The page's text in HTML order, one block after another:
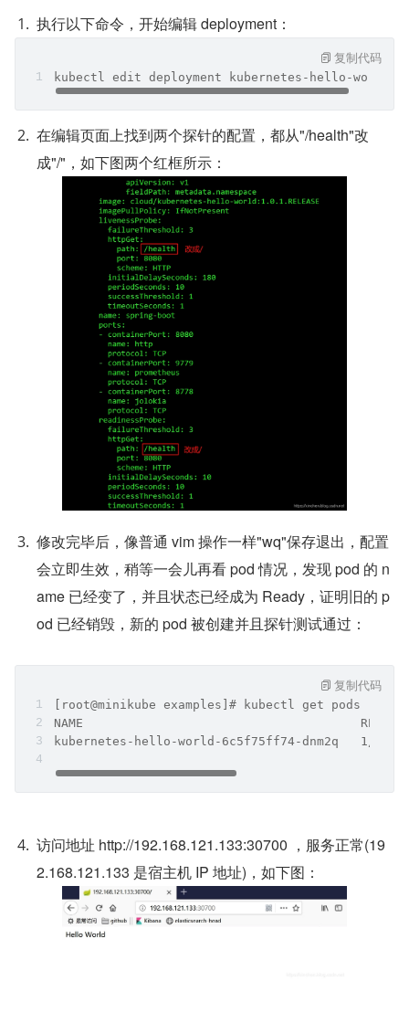
执行以下命令，开始编辑 deployment：
kubectl edit deployment kubernetes-hello-world
复制代码
在编辑页面上找到两个探针的配置，都从"/health"改
成"/"，如下图两个红框所示：
修改完毕后，像普通 vim 操作一样"wq"保存退出，配置
会立即生效，稍等一会儿再看 pod 情况，发现 pod 的 n
ame 已经变了，并且状态已经成为 Ready，证明旧的 p
od 已经销毁，新的 pod 被创建并且探针测试通过：
[root@minikube examples]# kubectl get pods
NAME                                      READY
kubernetes-hello-world-6c5f75ff74-dnm2q   1/
复制代码
访问地址 http://192.168.121.133:30700 ，服务正常(19
2.168.121.133 是宿主机 IP 地址)，如下图：